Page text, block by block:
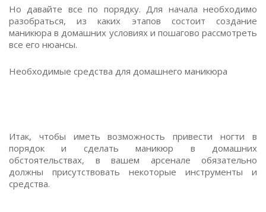
Но давайте все по порядку. Для начала необходимо
разобраться, из каких этапов состоит создание
маникюра в домашних условиях и пошагово рассмотреть
все его нюансы.
Необходимые средства для домашнего маникюра
Итак, чтобы иметь возможность привести ногти в
порядок и сделать маникюр в домашних
обстоятельствах, в вашем арсенале обязательно
должны присутствовать некоторые инструменты и
средства.